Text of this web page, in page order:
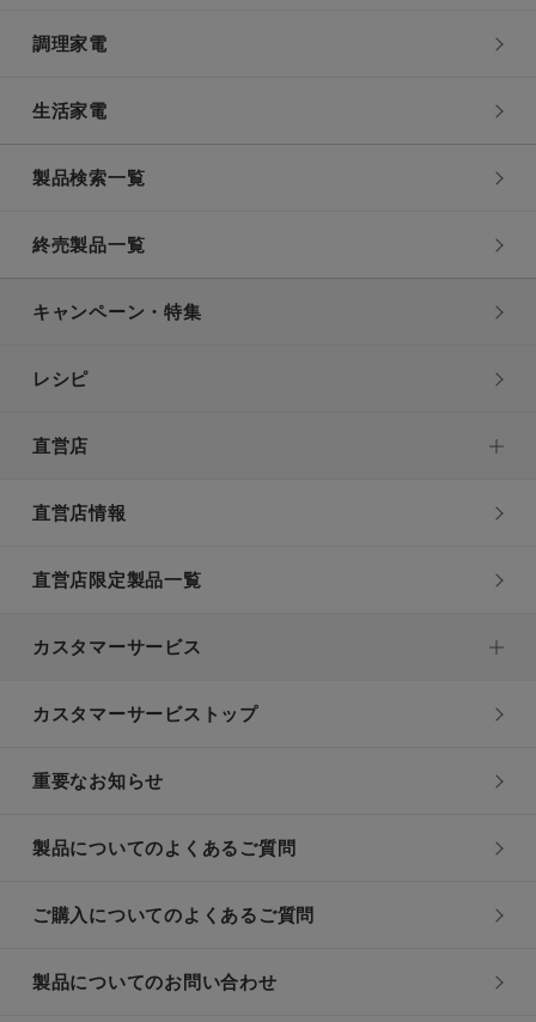
調理家電
生活家電
製品検索一覧
終売製品一覧
キャンペーン・特集
レシピ
直営店
直営店情報
直営店限定製品一覧
カスタマーサービス
カスタマーサービストップ
重要なお知らせ
製品についてのよくあるご質問
ご購入についてのよくあるご質問
製品についてのお問い合わせ